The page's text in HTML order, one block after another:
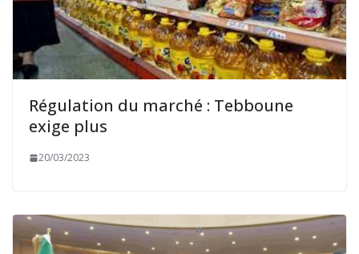
Régulation du marché : Tebboune
exige plus
20/03/2023